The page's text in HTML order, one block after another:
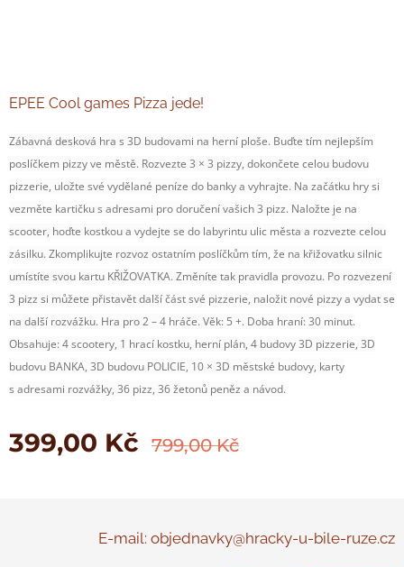
EPEE Cool games Pizza jede!
Zábavná desková hra s 3D budovami na herní ploše. Buďte tím nejlepším
poslíčkem pizzy ve městě. Rozvezte 3 × 3 pizzy, dokončete celou budovu
pizzerie, uložte své vydělané peníze do banky a vyhrajte. Na začátku hry si
vezměte kartičku s adresami pro doručení vašich 3 pizz. Naložte je na
scooter, hoďte kostkou a vydejte se do labyrintu ulic města a rozvezte celou
zásilku. Zkomplikujte rozvoz ostatním poslíčkům tím, že na křižovatku silnic
umístíte svou kartu KŘIŽOVATKA. Změníte tak pravidla provozu. Po rozvezení
3 pizz si můžete přistavět další část své pizzerie, naložit nové pizzy a vydat se
na další rozvážku. Hra pro 2 – 4 hráče. Věk: 5 +. Doba hraní: 30 minut.
Obsahuje: 4 scootery, 1 hrací kostku, herní plán, 4 budovy 3D pizzerie, 3D
budovu BANKA, 3D budovu POLICIE, 10 × 3D městské budovy, karty
s adresami rozvážky, 36 pizz, 36 žetonů peněz a návod.
399,00 Kč 799,00Kč
E-mail: objednavky@hracky-u-bile-ruze.cz